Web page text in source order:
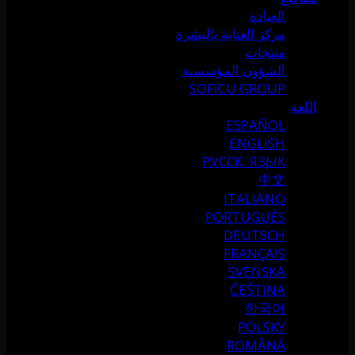
العيادة
مركز العناية بالبشرة
منتجات
الشؤون المؤسسية
SOFICU GROUP
اللغة
ESPAÑOL
ENGLISH
РУССК. ЯЗЫК
中文
ITALIANO
PORTUGUÉS
DEUTSCH
FRANÇAIS
SVENSKA
ČEŠTINA
한국어
POLSKY
ROMÂNĂ